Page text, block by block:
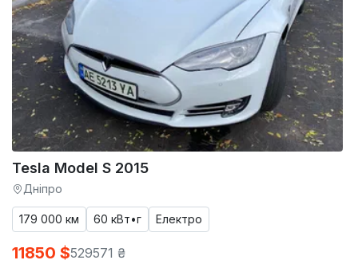
Tesla Model S 2015
Дніпро
179 000 км 60 кВт•г Електро
11850 $529571 ₴